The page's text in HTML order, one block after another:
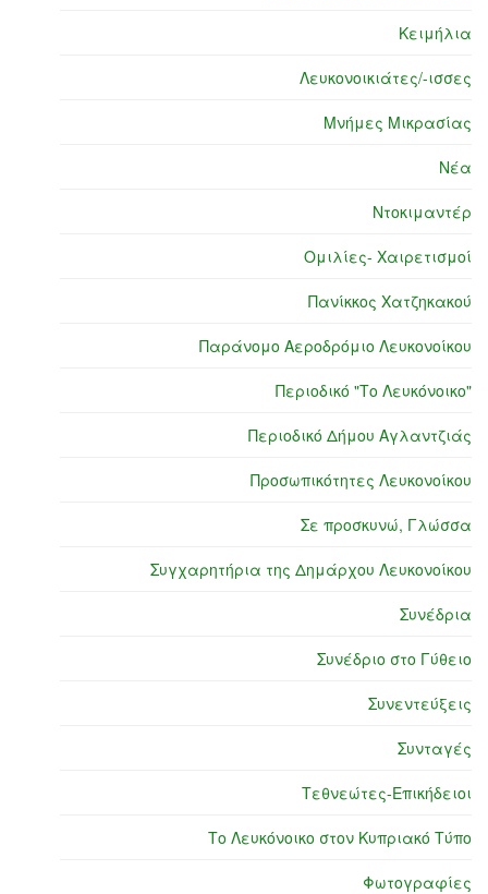
Κειμήλια
Λευκονοικιάτες/-ισσες
Μνήμες Μικρασίας
Νέα
Ντοκιμαντέρ
Ομιλίες- Χαιρετισμοί
Πανίκκος Χατζηκακού
Παράνομο Αεροδρόμιο Λευκονοίκου
Περιοδικό "Το Λευκόνοικο"
Περιοδικό Δήμου Αγλαντζιάς
Προσωπικότητες Λευκονοίκου
Σε προσκυνώ, Γλώσσα
Συγχαρητήρια της Δημάρχου Λευκονοίκου
Συνέδρια
Συνέδριο στο Γύθειο
Συνεντεύξεις
Συνταγές
Τεθνεώτες-Επικήδειοι
Το Λευκόνοικο στον Κυπριακό Τύπο
Φωτογραφίες